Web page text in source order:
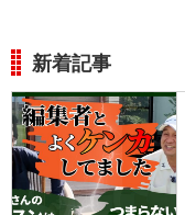
新着記事